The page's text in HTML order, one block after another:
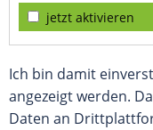
jetzt aktivieren
Ich bin damit
angezeigt werden.
Daten an